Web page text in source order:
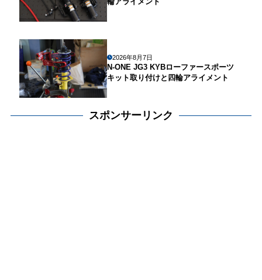
2026年8月7日
N-ONE JG3 KYBローファースポーツ
キット取り付けと四輪アライメント
スポンサーリンク